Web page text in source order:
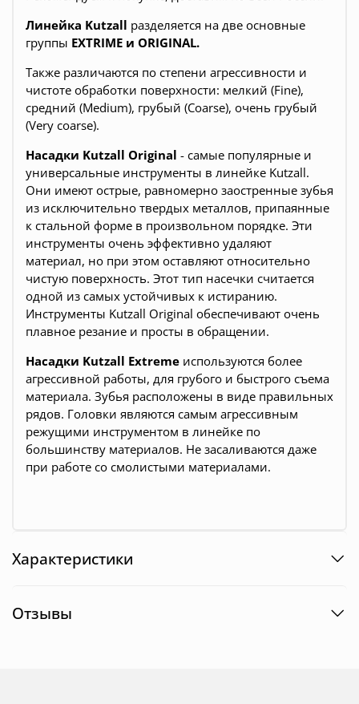
Линейка Kutzall разделяется на две основные
группы EXTRIME и ORIGINAL.
Также различаются по степени агрессивности и
чистоте обработки поверхности: мелкий (Fine),
средний (Medium), грубый (Coarse), очень грубый
(Very coarse).
Насадки Kutzall Original - самые популярные и
универсальные инструменты в линейке Kutzall.
Они имеют острые, равномерно заостренные зубья
из исключительно твердых металлов, припаянные
к стальной форме в произвольном порядке. Эти
инструменты очень эффективно удаляют
материал, но при этом оставляют относительно
чистую поверхность. Этот тип насечки считается
одной из самых устойчивых к истиранию.
Инструменты Kutzall Original обеспечивают очень
плавное резание и просты в обращении.
Насадки Kutzall Extreme используются более
агрессивной работы, для грубого и быстрого съема
материала. Зубья расположены в виде правильных
рядов. Головки являются самым агрессивным
режущими инструментом в линейке по
большинству материалов. Не засаливаются даже
при работе со смолистыми материалами.
Характеристики
Отзывы